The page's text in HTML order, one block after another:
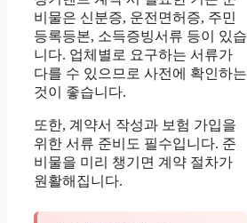
비물은 신분증, 운전면허증, 주민
등록등본, 소득증빙서류 등이 있습
니다. 업체별로 요구하는 서류가
다를 수 있으므로 사전에 확인하는
것이 좋습니다.
또한, 계약서 작성과 보험 가입을
위한 서류 준비도 필수입니다. 준
비물을 미리 챙기면 계약 절차가
원활해집니다.